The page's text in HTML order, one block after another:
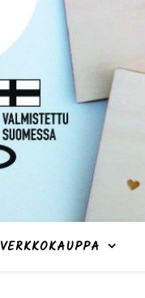
VERKKOKAUPPA